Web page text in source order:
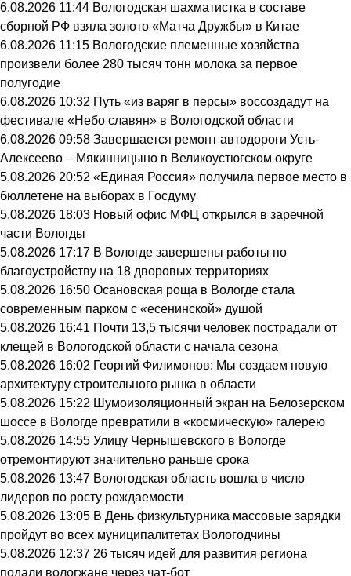
6.08.2026 11:44 Вологодская шахматистка в составе
сборной РФ взяла золото «Матча Дружбы» в Китае
6.08.2026 11:15 Вологодские племенные хозяйства
произвели более 280 тысяч тонн молока за первое
полугодие
6.08.2026 10:32 Путь «из варяг в персы» воссоздадут на
фестивале «Небо славян» в Вологодской области
6.08.2026 09:58 Завершается ремонт автодороги Усть-
Алексеево – Мякинницыно в Великоустюгском округе
5.08.2026 20:52 «Единая Россия» получила первое место в
бюллетене на выборах в Госдуму
5.08.2026 18:03 Новый офис МФЦ открылся в заречной
части Вологды
5.08.2026 17:17 В Вологде завершены работы по
благоустройству на 18 дворовых территориях
5.08.2026 16:50 Осановская роща в Вологде стала
современным парком с «есенинской» душой
5.08.2026 16:41 Почти 13,5 тысячи человек пострадали от
клещей в Вологодской области с начала сезона
5.08.2026 16:02 Георгий Филимонов: Мы создаем новую
архитектуру строительного рынка в области
5.08.2026 15:22 Шумоизоляционный экран на Белозерском
шоссе в Вологде превратили в «космическую» галерею
5.08.2026 14:55 Улицу Чернышевского в Вологде
отремонтируют значительно раньше срока
5.08.2026 13:47 Вологодская область вошла в число
лидеров по росту рождаемости
5.08.2026 13:05 В День физкультурника массовые зарядки
пройдут во всех муниципалитетах Вологодчины
5.08.2026 12:37 26 тысяч идей для развития региона
подали вологжане через чат-бот